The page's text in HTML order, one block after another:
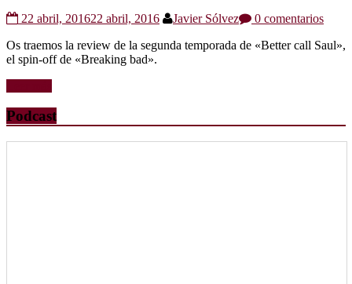
22 abril, 201622 abril, 2016 Javier Sólvez
0 comentarios
Os traemos la review de la segunda temporada de «Better call Saul»,
el spin-off de «Breaking bad».
Podcast